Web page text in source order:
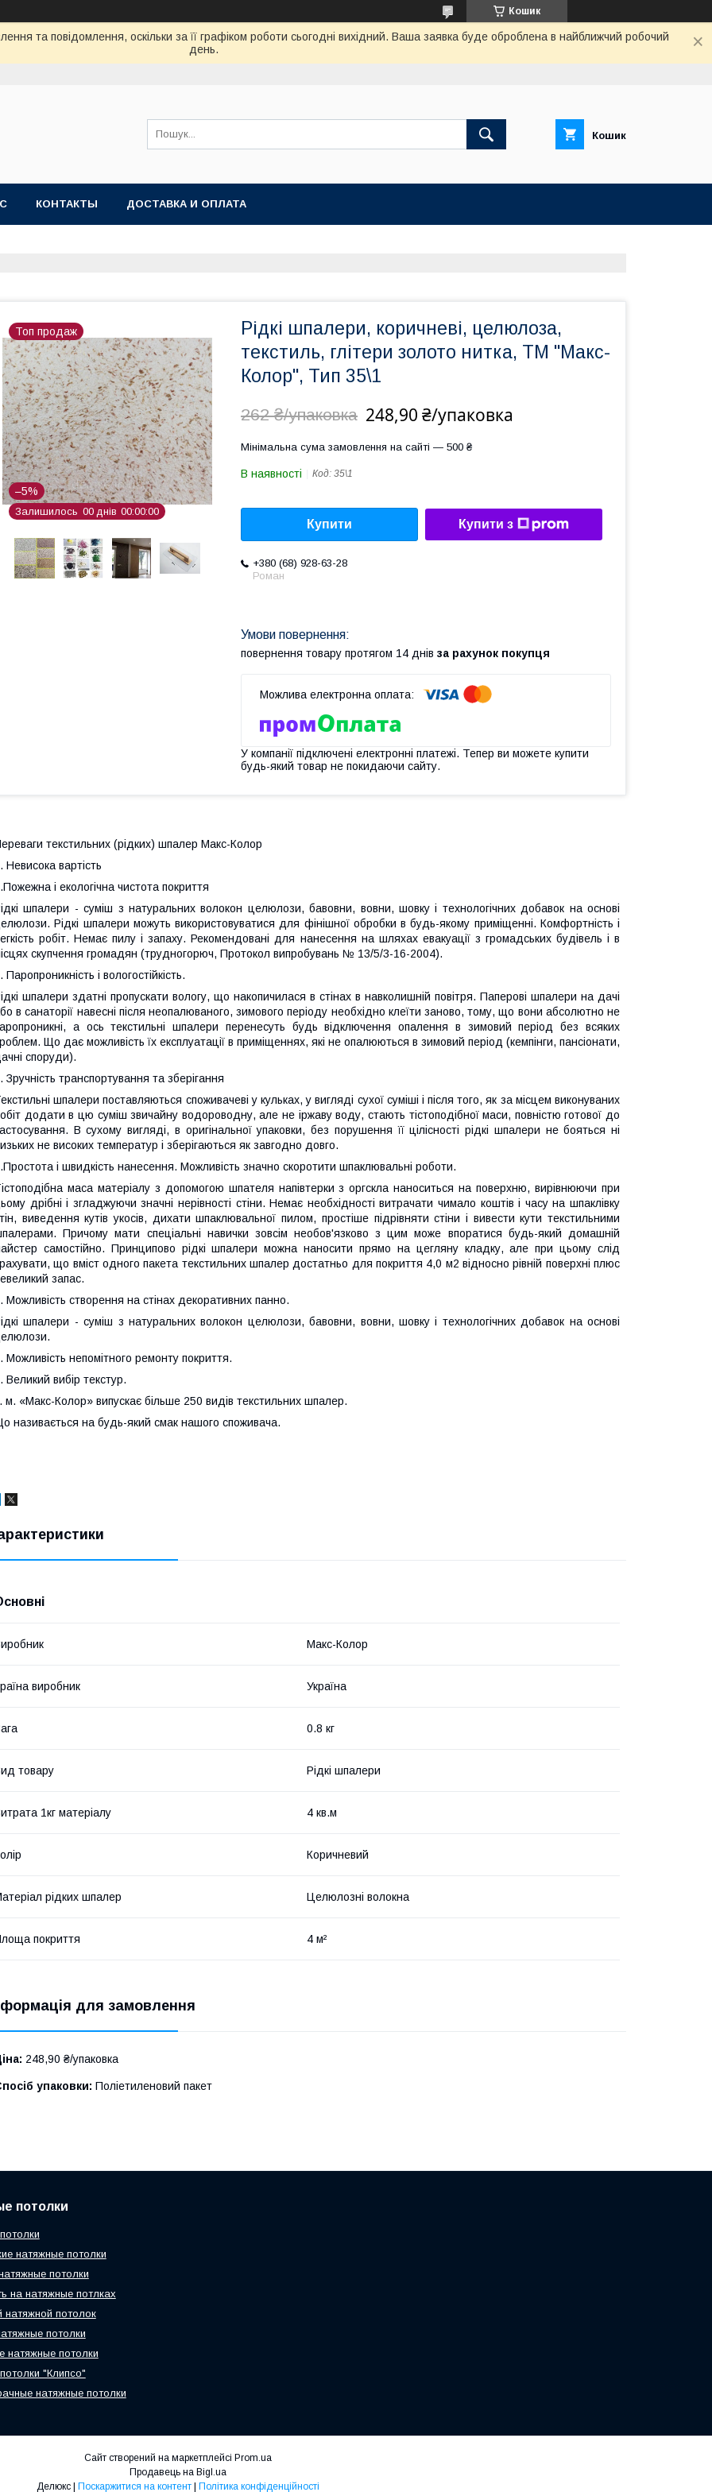
Кошик
та повідомлення, оскільки за її графіком роботи сьогодні вихідний. Ваша заявка буде оброблена в найближчий робочий
день.
Кошик
КОНТАКТЫ ДОСТАВКА И ОПЛАТА
Топ продаж
–5%
Залишилось 00 днів 00 00 00
Рідкі шпалери, коричневі, целюлоза,
текстиль, глітери золото нитка, ТМ "Макс-
Колор", Тип 35\1
262 ₴/упаковка 248,90 ₴/упаковка
Мінімальна сума замовлення на сайті — 500 ₴
В наявності Код: 35\1
Купити Купити з
+380 (68) 928-63-28
Роман
повернення товару протягом 14 днів за рахунок покупця
У компанії підключені електронні платежі. Тепер ви можете купити
будь-який товар не покидаючи сайту.
текстильних (рідких) шпалер Макс-Колор
Невисока вартість
і екологічна чистота покриття
шпалери - суміш з натуральних волокон целюлози, бавовни, вовни, шовку і технологічних добавок на основі
Рідкі шпалери можуть використовуватися для фінішної обробки в будь-якому приміщенні. Комфортність і
робіт. Немає пилу і запаху. Рекомендовані для нанесення на шляхах евакуації з громадських будівель і в
скупчення громадян (трудногорюч, Протокол випробувань № 13/5/3-16-2004).
Паропроникність і вологостійкість.
шпалери здатні пропускати вологу, що накопичилася в стінах в навколишній повітря. Паперові шпалери на дачі
в санаторії навесні після неопалюваного, зимового періоду необхідно клеїти заново, тому, що вони абсолютно не
а ось текстильні шпалери перенесуть будь відключення опалення в зимовий період без всяких
Що дає можливість їх експлуатації в приміщеннях, які не опалюються в зимовий період (кемпінги, пансіонати,
споруди).
Зручність транспортування та зберігання
шпалери поставляються споживачеві у кульках, у вигляді сухої суміші і після того, як за місцем виконуваних
додати в цю суміш звичайну водороводну, але не іржаву воду, стають тістоподібної маси, повністю готової до
В сухому вигляді, в оригінальної упаковки, без порушення її цілісності рідкі шпалери не бояться ні
не високих температур і зберігаються як завгодно довго.
і швидкість нанесення. Можливість значно скоротити шпаклювальні роботи.
маса матеріалу з допомогою шпателя напівтерки з оргскла наноситься на поверхню, вирівнюючи при
дрібні і згладжуючи значні нерівності стіни. Немає необхідності витрачати чимало коштів і часу на шпаклівку
виведення кутів укосів, дихати шпаклювальної пилом, простіше підрівняти стіни і вивести кути текстильними
Причому мати спеціальні навички зовсім необов'язково з цим може впоратися будь-який домашній
самостійно. Принципово рідкі шпалери можна наносити прямо на цегляну кладку, але при цьому слід
що вміст одного пакета текстильних шпалер достатньо для покриття 4,0 м2 відносно рівній поверхні плюс
запас.
Можливість створення на стінах декоративних панно.
шпалери - суміш з натуральних волокон целюлози, бавовни, вовни, шовку і технологічних добавок на основі
Можливість непомітного ремонту покриття.
Великий вибір текстур.
м. «Макс-Колор» випускає більше 250 видів текстильних шпалер.
називається на будь-який смак нашого споживача.
Макс-Колор
виробник Україна
0.8 кг
товару Рідкі шпалери
1кг матеріалу 4 кв.м
Коричневий
рідких шпалер Целюлозні волокна
покриття 4 м²
для замовлення
248,90 ₴/упаковка
упаковки: Поліетиленовий пакет
потолки
натяжные потолки
потолки
на натяжные потлках
натяжной потолок
потолки
натяжные потолки
"Клипсо"
натяжные потолки
Сайт створений на маркетплейсі Prom.ua
Продавець на Bigl.ua
Делюкс | Поскаржитися на контент | Політика конфіденційності